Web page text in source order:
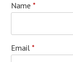
Name*
Email*